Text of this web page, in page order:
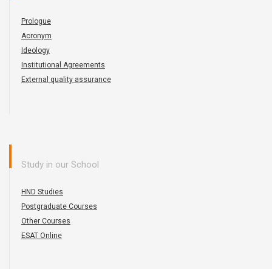
Prologue
Acronym
Ideology
Institutional Agreements
External quality assurance
Study in our School
HND Studies
Postgraduate Courses
Other Courses
ESAT Online